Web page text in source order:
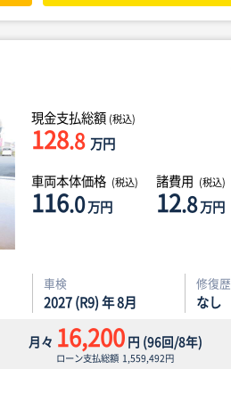
現金支払総額 (税込)
128.8 万円
車両本体価格 (税込)
116.0万円
諸費用 (税込)
12.8万円
車検
2027 (R9) 年 8月
修復歴
なし
月々 16,200円 (96回/8年)
ローン支払総額 1,559,492円